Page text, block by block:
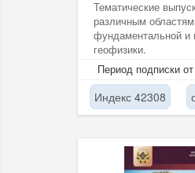
Тематические
различным областям
фундаментальной и
геофизики.
Период подписки
Индекс 42308